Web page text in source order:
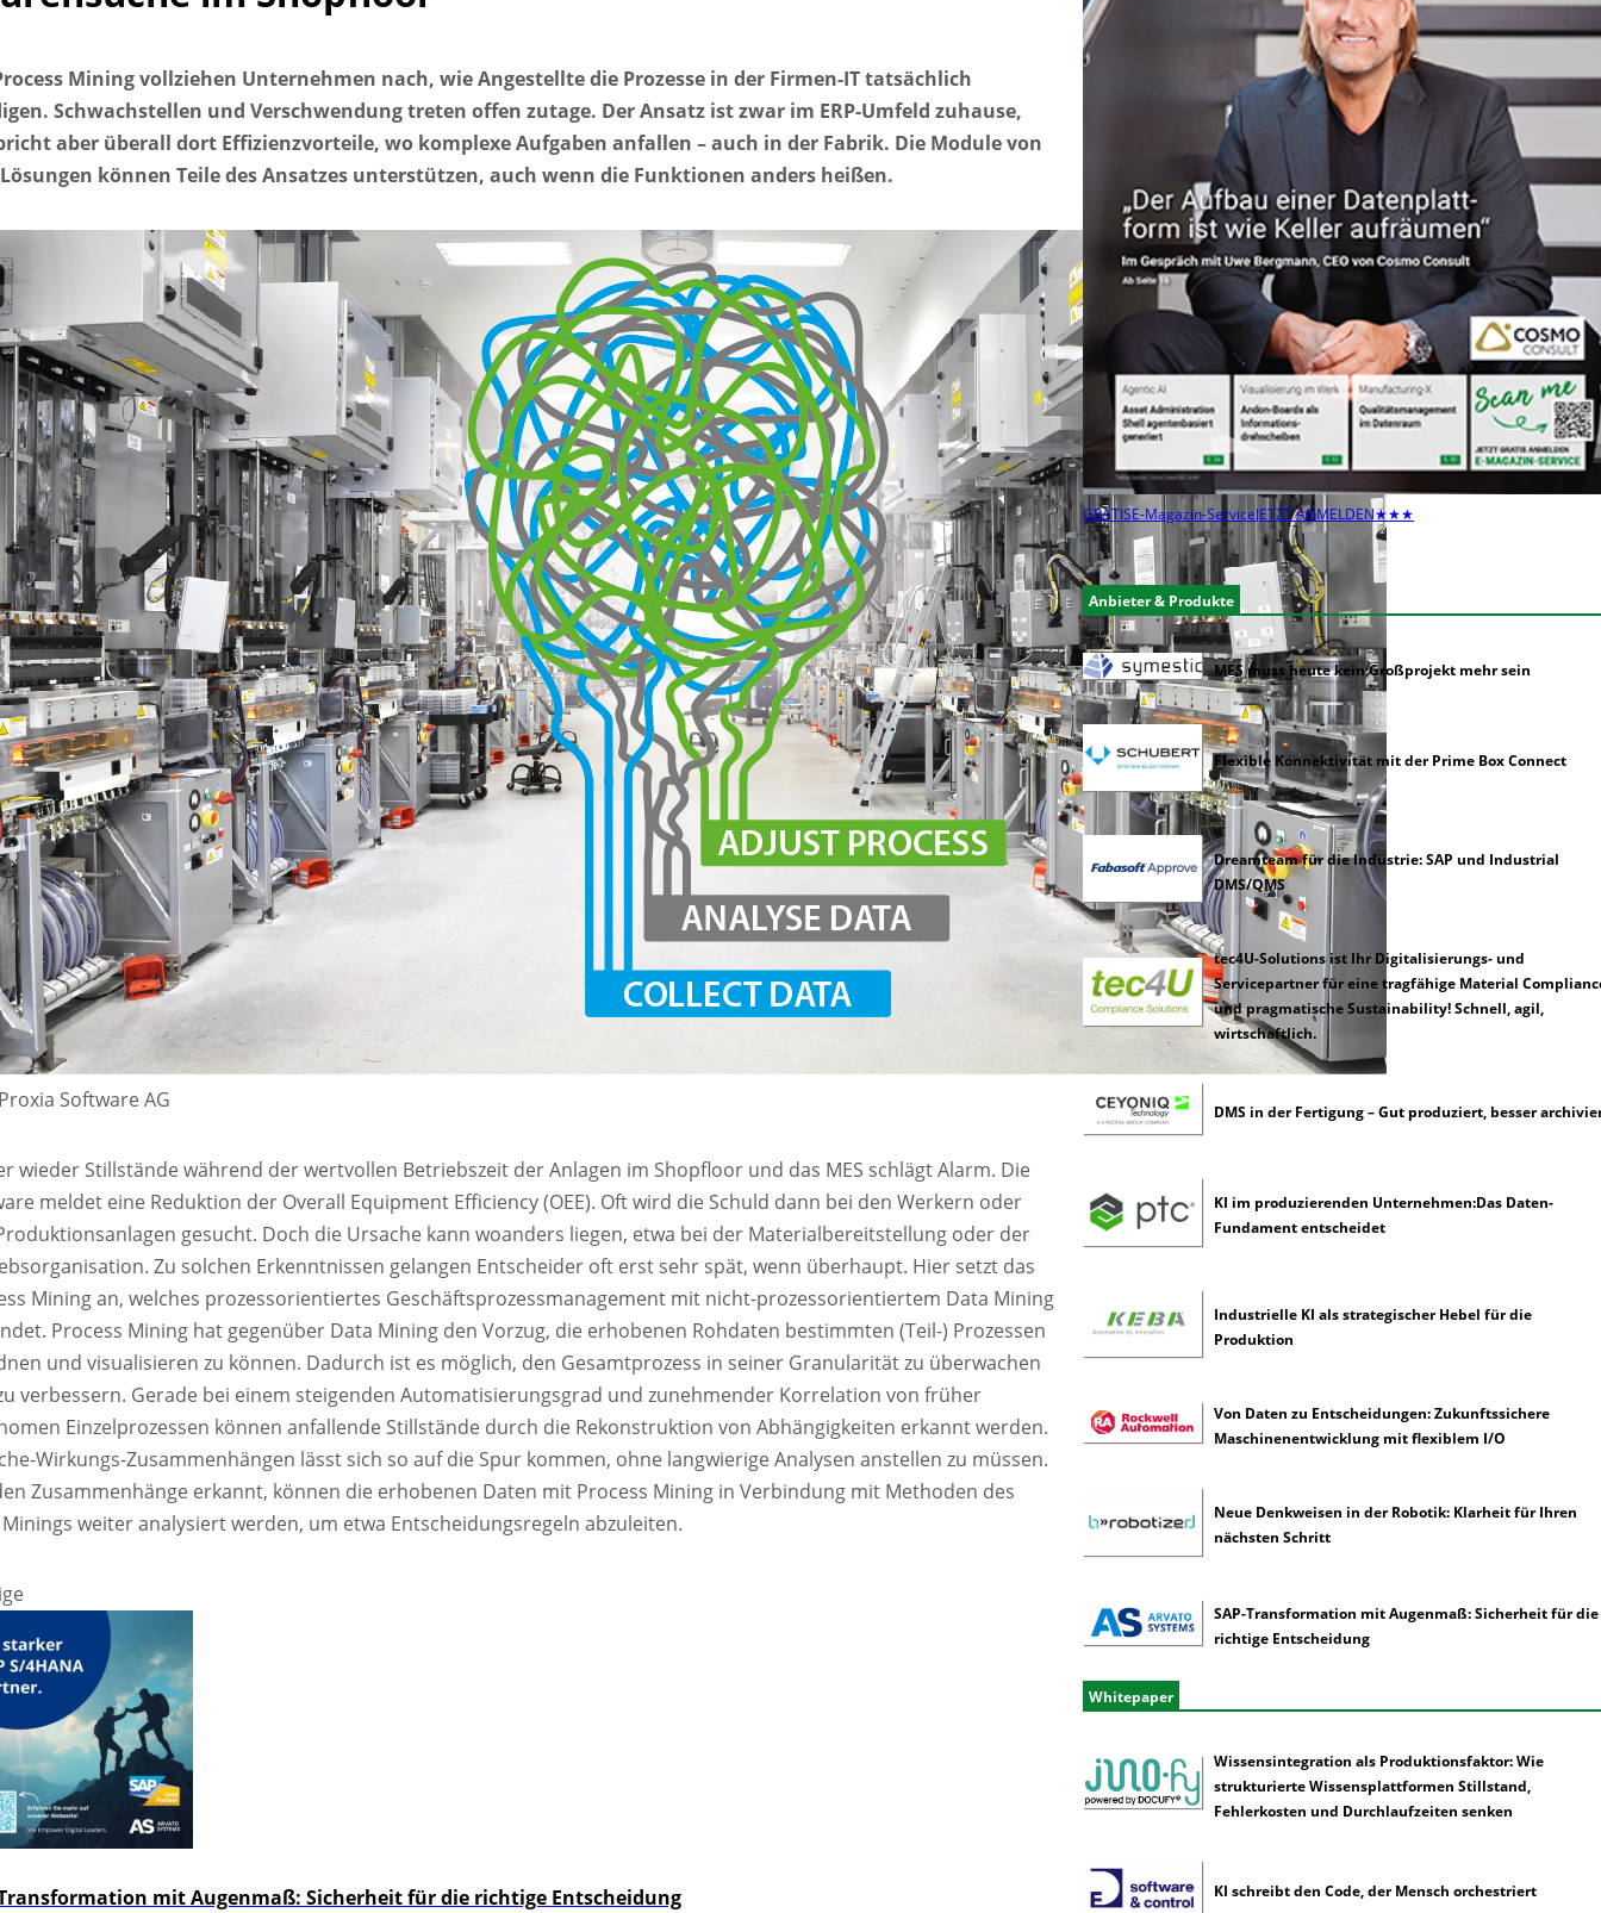
Mining vollziehen Unternehmen nach, wie Angestellte die Prozesse in der Firmen-IT tatsächlich
Schwachstellen und Verschwendung treten offen zutage. Der Ansatz ist zwar im ERP-Umfeld zuhause,
aber überall dort Effizienzvorteile, wo komplexe Aufgaben anfallen – auch in der Fabrik. Die Module von
Lösungen können Teile des Ansatzes unterstützen, auch wenn die Funktionen anders heißen.
Software AG
wieder Stillstände während der wertvollen Betriebszeit der Anlagen im Shopfloor und das MES schlägt Alarm. Die
meldet eine Reduktion der Overall Equipment Efficiency (OEE). Oft wird die Schuld dann bei den Werkern oder
gesucht. Doch die Ursache kann woanders liegen, etwa bei der Materialbereitstellung oder der
Zu solchen Erkenntnissen gelangen Entscheider oft erst sehr spät, wenn überhaupt. Hier setzt das
Mining an, welches prozessorientiertes Geschäftsprozessmanagement mit nicht-prozessorientiertem Data Mining
Process Mining hat gegenüber Data Mining den Vorzug, die erhobenen Rohdaten bestimmten (Teil-) Prozessen
und visualisieren zu können. Dadurch ist es möglich, den Gesamtprozess in seiner Granularität zu überwachen
verbessern. Gerade bei einem steigenden Automatisierungsgrad und zunehmender Korrelation von früher
Einzelprozessen können anfallende Stillstände durch die Rekonstruktion von Abhängigkeiten erkannt werden.
Wirkungs-Zusammenhängen lässt sich so auf die Spur kommen, ohne langwierige Analysen anstellen zu müssen.
Zusammenhänge erkannt, können die erhobenen Daten mit Process Mining in Verbindung mit Methoden des
weiter analysiert werden, um etwa Entscheidungsregeln abzuleiten.
mit Augenmaß: Sicherheit für die richtige Entscheidung
GRATISE-Magazin-ServiceJETZT ANMELDEN★★★
Anbieter & Produkte
MES muss heute kein Großprojekt mehr sein
Flexible Konnektivität mit der Prime Box Connect
Dreamteam für die Industrie: SAP und Industrial
DMS/QMS
tec4U-Solutions ist Ihr Digitalisierungs- und
Servicepartner für eine tragfähige Material
und pragmatische Sustainability! Schnell, agil,
wirtschaftlich.
DMS in der Fertigung – Gut produziert, besser
KI im produzierenden Unternehmen:Das Daten-
Fundament entscheidet
Industrielle KI als strategischer Hebel für die
Produktion
Von Daten zu Entscheidungen: Zukunftssichere
Maschinenentwicklung mit flexiblem I/O
Neue Denkweisen in der Robotik: Klarheit für Ihren
nächsten Schritt
SAP-Transformation mit Augenmaß: Sicherheit für die
richtige Entscheidung
Whitepaper
Wissensintegration als Produktionsfaktor: Wie
strukturierte Wissensplattformen Stillstand,
Fehlerkosten und Durchlaufzeiten senken
KI schreibt den Code, der Mensch orchestriert